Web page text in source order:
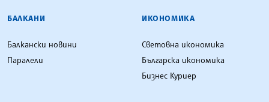
БАЛКАНИ
Балкански новини
Паралели
ИКОНОМИКА
Световна икономика
Българска икономика
Бизнес Куриер